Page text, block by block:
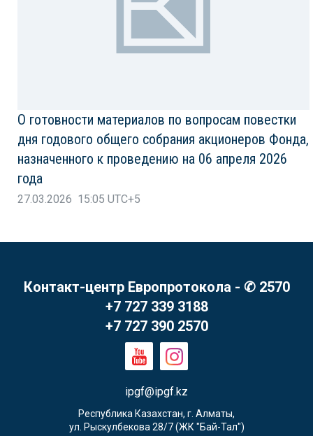
О готовности материалов по вопросам повестки
дня годового общего собрания акционеров Фонда,
назначенного к проведению на 06 апреля 2026
года
27.03.2026 15:05 UTC+5
Контакт-центр Европротокола - ✆ 2570
+7 727 339 3188
+7 727 390 2570
ipgf@ipgf.kz
Республика Казахстан, г. Алматы,
ул. Рыскулбекова 28/7 (ЖК "Бай-Тал")